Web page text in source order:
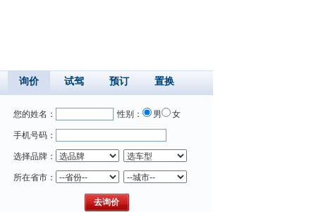
询价 试驾 预订 置换
您的姓名： 性别： 男 女
手机号码：
选择品牌：
所在省市：